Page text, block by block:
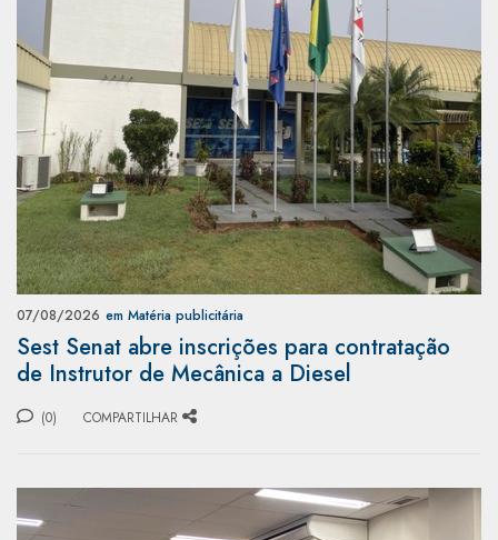
07/08/2026 em Matéria publicitária
Sest Senat abre inscrições para contratação
de Instrutor de Mecânica a Diesel
(0) COMPARTILHAR